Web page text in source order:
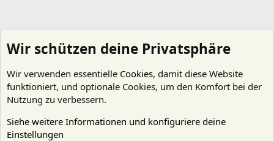
Wir schützen deine Privatsphäre
Wir verwenden essentielle Cookies, damit diese Website
funktioniert, und optionale Cookies, um den Komfort bei der
Nutzung zu verbessern.
Siehe weitere Informationen und konfiguriere deine
Einstellungen